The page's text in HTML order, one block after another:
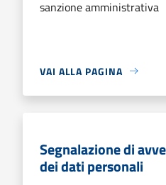
sanzione amministrativa
VAI ALLA PAGINA
Segnalazione di
dei dati personali